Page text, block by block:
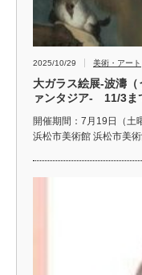
2025/10/29 美術・アート
大ガラス絵展-波濤
ァンタジア- 11/3ま
開催期間：7月19日（土
浜松市美術館 浜松市美